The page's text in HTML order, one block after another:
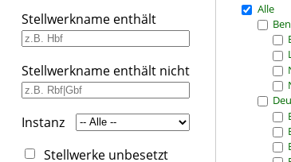
Stellwerkname enthält
Stellwerkname enthält nicht
Instanz
Stellwerke unbesetzt
Alle